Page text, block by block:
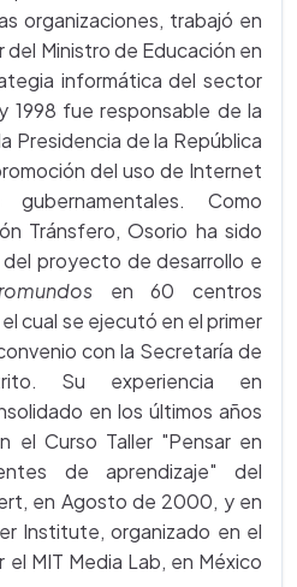
organizaciones, trabajó en
del Ministro de Educación en
informática del sector
1998 fue responsable de la
Presidencia de la República
del uso de Internet
Como
Tránsfero, Osorio ha sido
proyecto de desarrollo e
en 60 centros
cual se ejecutó en el primer
con la Secretaría de
Su experiencia en
en los últimos años
el Curso Taller "Pensar en
de aprendizaje" del
en Agosto de 2000, y en
Institute, organizado en el
MIT Media Lab, en México